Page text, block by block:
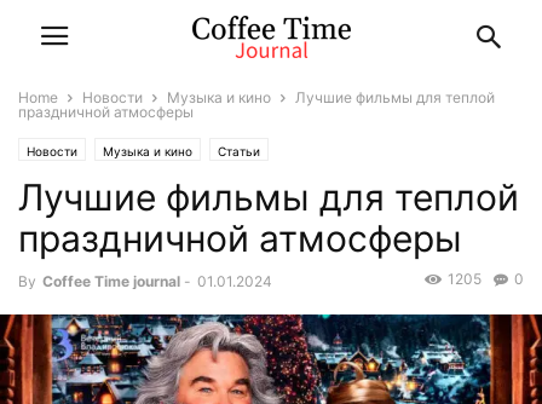
Home Новости Музыка и кино
Лучшие фильмы для теплой
праздничной атмосферы
Новости Музыка и кино Статьи
Лучшие фильмы для теплой
праздничной атмосферы
By Coffee Time journal - 01.01.2024 0
1205